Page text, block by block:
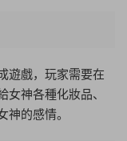
遊戲，玩家需要在
神各種化妝品、
的感情。